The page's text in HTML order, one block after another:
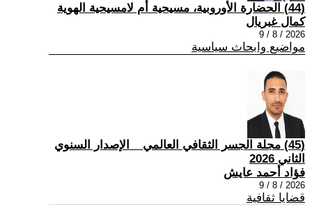
(44) الحضارة الأوروبية، مسيحية أم لامسيحية الهوية
كمال غبريال
2026 / 8 / 9
مواضيع وابحاث سياسية
(45) مجلة الجسر الثقافي العالمي _ الإصدار السنوي
الثاني 2026
فؤاد أحمد عايش
2026 / 8 / 9
قضايا ثقافية